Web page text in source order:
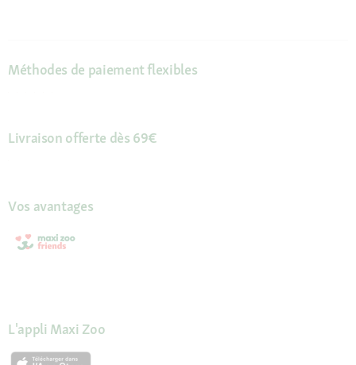
Méthodes de paiement flexibles
Livraison offerte dès 69€
Vos avantages
L'appli Maxi Zoo